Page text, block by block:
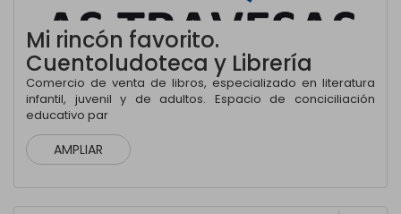
Mi rincón favorito.
Cuentoludoteca y Librería
Comercio de venta de libros, especializado en literatura
infantil, juvenil y de adultos. Espacio de conciciliación
educativo par
AMPLIAR